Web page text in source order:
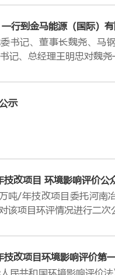
明忠的带领下，始终坚
成了集“炼焦、能源、
年来，金马人精诚团结
百强企业的殊荣既是对
了我省民营企业的发展
扶持民营经济发展政策
责任指南》和《社会责
行到金马能源（国际）
记、董事长魏尧、马
记、总经理王明忠对魏
年和2018年上半年生
，希望与马钢在焦炭业
作表示赞赏，并借此机
是金马能源的主要股东
示
一条。
固液分离，滤液进入
净塔及电除雾器，分
改项目 环境影响评价公
/年技改项目委托河南
该项目环评情况进行二次
技改项目投资15200万
蒸发器管束，增加主
塔更换高效塔盘，取消
改项目环境影响评价第
共和国环境影响评价法